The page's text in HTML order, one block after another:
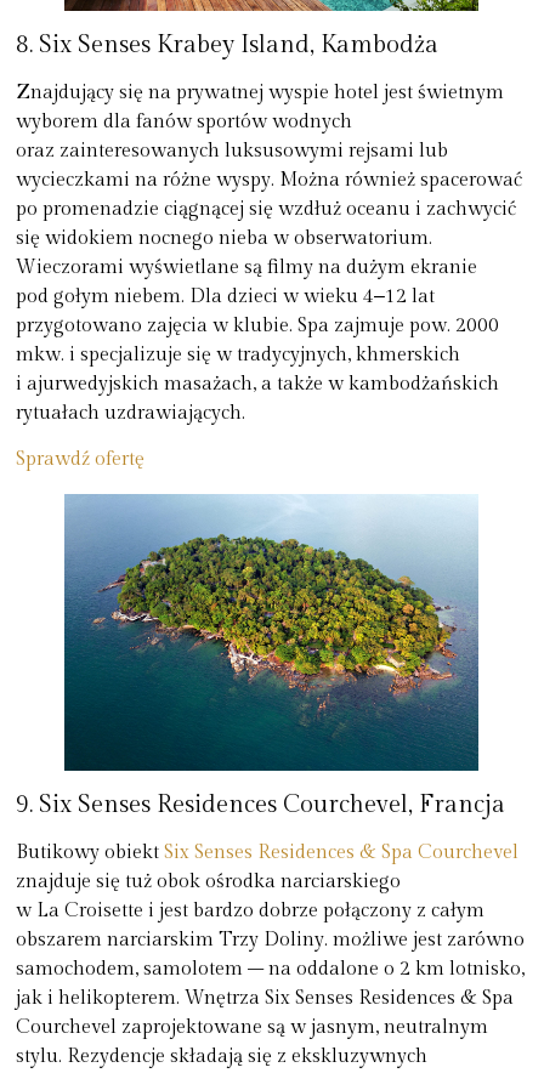
8. Six Senses Krabey Island, Kambodża
Znajdujący się na prywatnej wyspie hotel jest świetnym
wyborem dla fanów sportów wodnych
oraz zainteresowanych luksusowymi rejsami lub
wycieczkami na różne wyspy. Można również spacerować
po promenadzie ciągnącej się wzdłuż oceanu i zachwycić
się widokiem nocnego nieba w obserwatorium.
Wieczorami wyświetlane są filmy na dużym ekranie
pod gołym niebem. Dla dzieci w wieku 4‒12 lat
przygotowano zajęcia w klubie. Spa zajmuje pow. 2000
mkw. i specjalizuje się w tradycyjnych, khmerskich
i ajurwedyjskich masażach, a także w kambodżańskich
rytuałach uzdrawiających.
Sprawdź ofertę
9. Six Senses Residences Courchevel, Francja
Butikowy obiektSix Senses Residences & Spa Courchevel
znajduje się tuż obok ośrodka narciarskiego
w La Croisette i jest bardzo dobrze połączony z całym
obszarem narciarskim Trzy Doliny. możliwe jest zarówno
samochodem, samolotem – na oddalone o 2 km lotnisko,
jak i helikopterem. Wnętrza Six Senses Residences & Spa
Courchevel zaprojektowane są w jasnym, neutralnym
stylu. Rezydencje składają się z ekskluzywnych